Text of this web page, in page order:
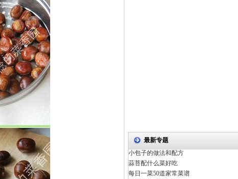
最新专题
小包子的做法和配方
蒜苔配什么菜好吃
每日一菜50道家常菜谱